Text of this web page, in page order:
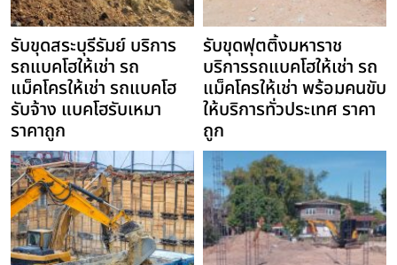
รับขุดสระบุรีรัมย์ บริการ
รถแบคโฮให้เช่า รถ
แม็คโครให้เช่า รถแบคโฮ
รับจ้าง แบคโฮรับเหมา
ราคาถูก
รับขุดฟุตติ้งมหาราช
บริการรถแบคโฮให้เช่า รถ
แม็คโครให้เช่า พร้อมคนขับ
ให้บริการทั่วประเทศ ราคา
ถูก